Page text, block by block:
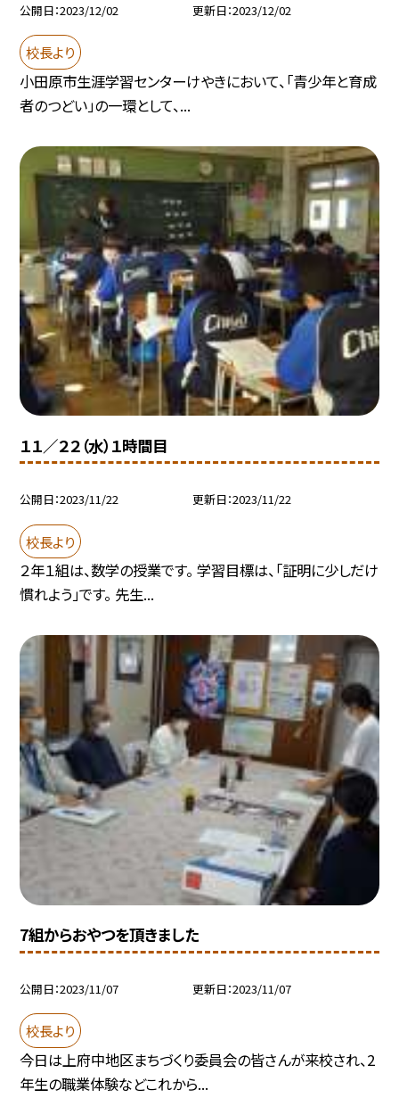
公開日 2023/12/02 更新日 2023/12/02
校長より
小田原市生涯学習センターけやきにおいて、「青少年と育成
者のつどい」の一環として、...
１１／２２（水）１時間目
公開日 2023/11/22 更新日 2023/11/22
校長より
２年１組は、数学の授業です。 学習目標は、「証明に少しだけ
慣れよう」です。 先生...
7組からおやつを頂きました
公開日 2023/11/07 更新日 2023/11/07
校長より
今日は上府中地区まちづくり委員会の皆さんが来校され、2
年生の職業体験などこれから...